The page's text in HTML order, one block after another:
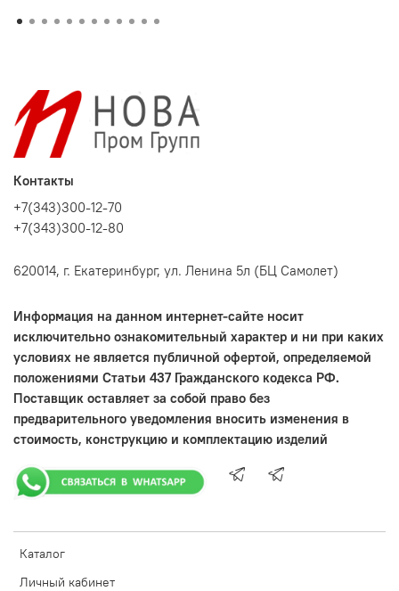
Каталог
Личный кабинет
Контакты
+7(343)300-12-70
+7(343)300-12-80
620014, г. Екатеринбург, ул. Ленина 5л (БЦ Самолет)
Информация на данном интернет-сайте носит
исключительно ознакомительный характер и ни при каких
условиях не является публичной офертой, определяемой
положениями Статьи 437 Гражданского кодекса РФ.
Поставщик оставляет за собой право без
предварительного уведомления вносить изменения в
стоимость, конструкцию и комплектацию изделий